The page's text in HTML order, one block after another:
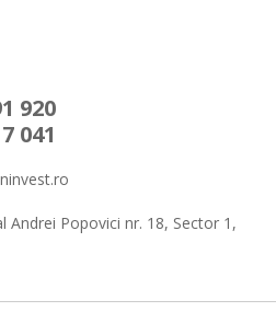
920
041
Andrei Popovici nr. 18, Sector 1,